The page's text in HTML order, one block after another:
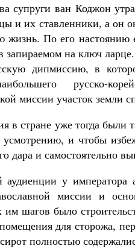
супруги ван Коджон
и их ставленники, а он
жизнь. По его
запираемом на ключ
дипмиссию, в
русско-
миссии участок земли
в стране уже тогда были
усмотрению, и чтобы
дара и самостоятельно
аудиенции у
миссии и
им шагов было
для сторожа,
полностью